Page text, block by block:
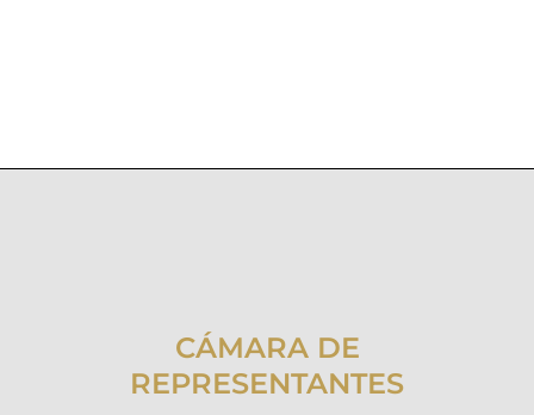
CÁMARA DE
REPRESENTANTES